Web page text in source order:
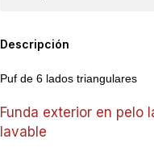
Descripción
Puf de 6 lados triangulares
Funda exterior en pelo
lavable